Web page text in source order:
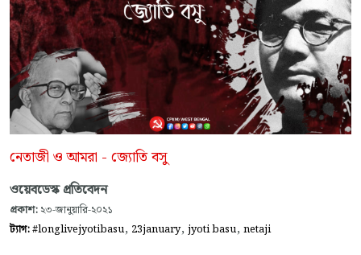
নেতাজী ও আমরা - জ্যোতি বসু
ওয়েবডেস্ক প্রতিবেদন
প্রকাশ: ২৩-জানুয়ারি-২০২১
ট্যাগ:#longlivejyotibasu, 23january, jyoti basu, netaji